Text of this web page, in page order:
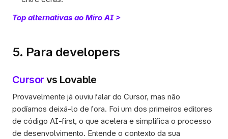
Top alternativas ao Miro AI >
5. Para developers
Cursor vs Lovable
Provavelmente já ouviu falar do Cursor, mas não
podíamos deixá-lo de fora. Foi um dos primeiros editores
de código AI-first, o que acelera e simplifica o processo
de desenvolvimento. Entende o contexto da sua